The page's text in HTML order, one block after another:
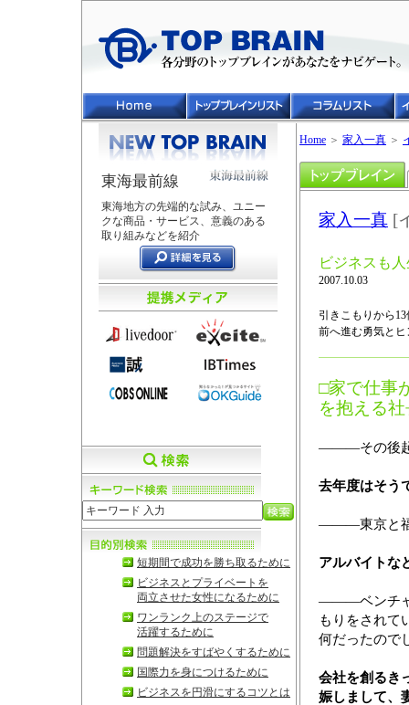
東海最前線
東海地方の先端的な試み、ユニー
クな商品・サービス、意義のある
取り組みなどを紹介
短期間で成功を勝ち取るために
ビジネスとプライベートを
両立させた女性になるために
ワンランク上のステージで
活躍するために
問題解決をすばやくするために
国際力を身につけるために
ビジネスを円滑にするコツとは
Home ＞ 家入一真 ＞
家入一真 [
ビジネスも
2007.10.03
引きこもりから
前へ進む勇気と
□家で仕事
を抱える
―――その後起
去年度はそう
―――東京と福
アルバイトな
―――ベンチャ
もりをされて
何だったので
会社を創るき
娠しまして、